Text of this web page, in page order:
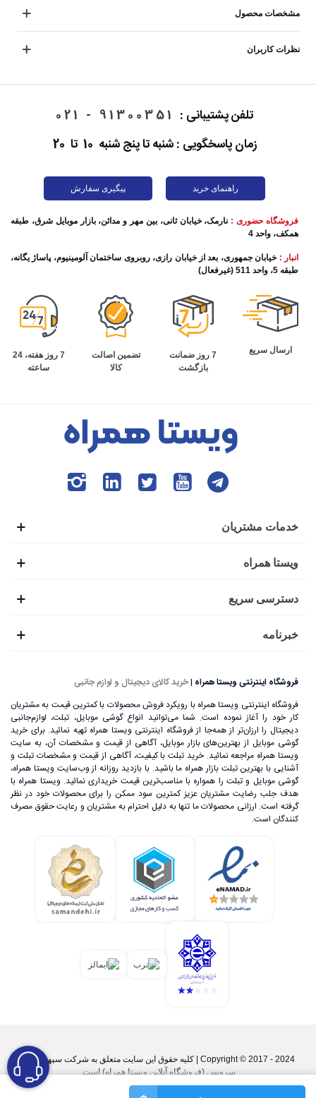
مشخصات محصول
نظرات کاربران
تلفن پشتیبانی : 91300351 - 021
زمان پاسخگویی : شنبه تا پنج شنبه 10 تا 20
راهنمای خرید پیگیری سفارش
فروشگاه حضوری : نارمک، خیابان ثانی، بین مهر و مدائن، بازار موبایل شرق، طبقه
همکف، واحد 4
انبار : خیابان جمهوری، بعد از خیابان رازی، روبروی ساختمان آلومینیوم، پاساژ یگانه،
طبقه 5، واحد 511 (غیرفعال)
ارسال سریع
7 روز ضمانت
بازگشت
تضمین اصالت
کالا
7 روز هفته، 24
ساعته
خدمات مشتریان
ویستا همراه
دسترسی سریع
خبرنامه
فروشگاه اینترنتی ویستا همراه |خرید کالای دیجیتال و لوازم جانبی
فروشگاه اینترنتی ویستا همراه با رویکرد فروش محصولات با کمترین قیمت به مشتریان
کار خود را آغاز نموده است. شما می‌توانید انواع گوشی موبایل، تبلت، لوازم‌جانبی
دیجیتال را ارزان‌تر از همه‌جا از فروشگاه اینترنتی ویستا همراه تهیه نمائید. برای خرید
گوشی موبایل از بهترین‌های بازار موبایل، آگاهی از قیمت و مشخصات آن، به ‌سایت
ویستا همراه مراجعه نمائید. خرید تبلت با کیفیت، آگاهی از قیمت و مشخصات تبلت و
آشنایی با بهترین تبلت بازار همراه ما باشید. با بازدید روزانه از وب‌سایت ویستا همراه،
گوشی موبایل و تبلت را همواره با مناسب‌ترین قیمت خریداری نمائید. ویستا همراه با
هدف جلب رضایت مشتریان عزیز کمترین سود ممکن را برای محصولات خود در نظر
گرفته است. ارزانی محصولات ما تنها به دلیل احترام به مشتریان و رعایت حقوق مصرف
کنندگان است.
Copyright © 2017 - 2024 | کليه حقوق اين سايت متعلق به شرکت سپهر پارس
سرویس (فروشگاه آنلاین ویستا همراه) است.